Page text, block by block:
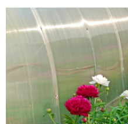
Все публикации
Сейчас обсуждают